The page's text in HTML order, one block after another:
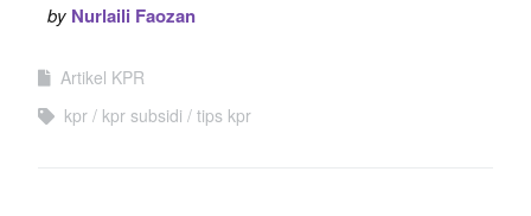
by Nurlaili Faozan
Artikel KPR
kpr
kpr subsidi tips kpr